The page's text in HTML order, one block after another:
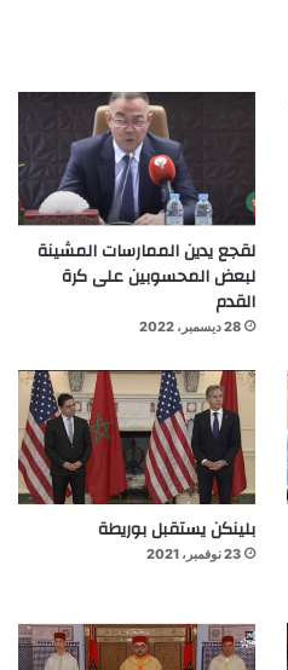
لقجع يدين الممارسات المشينة
لبعض المحسوبين على كرة
القدم
28 ديسمبر، 2022
بلينكن يستقبل بوريطة
23 نوفمبر، 2021